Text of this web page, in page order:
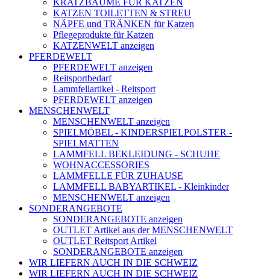
KRATZBÄUME FÜR KATZEN
KATZEN TOILETTEN & STREU
NÄPFE und TRÄNKEN für Katzen
Pflegeprodukte für Katzen
KATZENWELT anzeigen
PFERDEWELT
PFERDEWELT anzeigen
Reitsportbedarf
Lammfellartikel - Reitsport
PFERDEWELT anzeigen
MENSCHENWELT
MENSCHENWELT anzeigen
SPIELMÖBEL - KINDERSPIELPOLSTER -
SPIELMATTEN
LAMMFELL BEKLEIDUNG - SCHUHE
WOHNACCESSORIES
LAMMFELLE FÜR ZUHAUSE
LAMMFELL BABYARTIKEL - Kleinkinder
MENSCHENWELT anzeigen
SONDERANGEBOTE
SONDERANGEBOTE anzeigen
OUTLET Artikel aus der MENSCHENWELT
OUTLET Reitsport Artikel
SONDERANGEBOTE anzeigen
WIR LIEFERN AUCH IN DIE SCHWEIZ
WIR LIEFERN AUCH IN DIE SCHWEIZ